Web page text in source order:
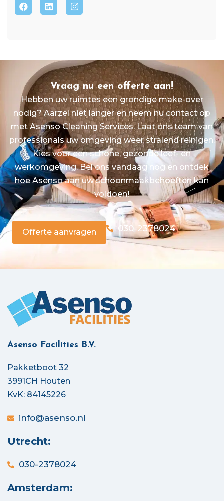
Vraag nu een offerte aan!
Hebben uw ruimtes een grondige make-over
nodig? Aarzel niet langer en neem nu contact op
met Asenso Cleaning Services. Laat ons team van
professionals uw omgeving weer stralend reinigen.
Kies voor een schone, gezonde leef- en
werkomgeving. Bel ons vandaag nog en ontdek
hoe Asenso aan uw schoonmaakbehoeften kan
voldoen!
Offerte aanvragen 030-2378024
Asenso Facilities B.V.
Pakketboot 32
3991CH Houten
KvK: 84145226
info@asenso.nl
Utrecht:
030-2378024
Amsterdam: